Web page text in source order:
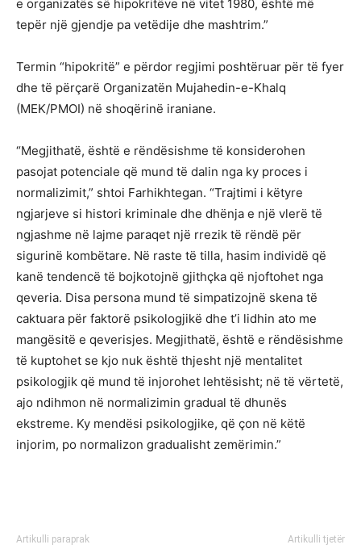
e organizatës së hipokritëve në vitet 1980, është më
tepër një gjendje pa vetëdije dhe mashtrim.”
Termin “hipokritë” e përdor regjimi poshtëruar për të fyer
dhe të përçarë Organizatën Mujahedin-e-Khalq
(MEK/PMOI) në shoqërinë iraniane.
“Megjithatë, është e rëndësishme të konsiderohen
pasojat potenciale që mund të dalin nga ky proces i
normalizimit,” shtoi Farhikhtegan. “Trajtimi i këtyre
ngjarjeve si histori kriminale dhe dhënja e një vlerë të
ngjashme në lajme paraqet një rrezik të rëndë për
sigurinë kombëtare. Në raste të tilla, hasim individë që
kanë tendencë të bojkotojnë gjithçka që njoftohet nga
qeveria. Disa persona mund të simpatizojnë skena të
caktuara për faktorë psikologjikë dhe t’i lidhin ato me
mangësitë e qeverisjes. Megjithatë, është e rëndësishme
të kuptohet se kjo nuk është thjesht një mentalitet
psikologjik që mund të injorohet lehtësisht; në të vërtetë,
ajo ndihmon në normalizimin gradual të dhunës
ekstreme. Ky mendësi psikologjike, që çon në këtë
injorim, po normalizon gradualisht zemërimin.”
Artikulli paraprak Artikulli tjetër